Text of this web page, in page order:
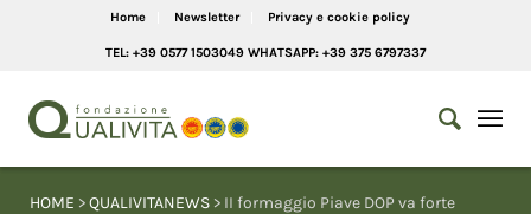
Home Newsletter Privacy e cookie policy
TEL: +39 0577 1503049 WHATSAPP: +39 375 6797337
HOME >QUALIVITANEWS > II formaggio Piave DOP va forte